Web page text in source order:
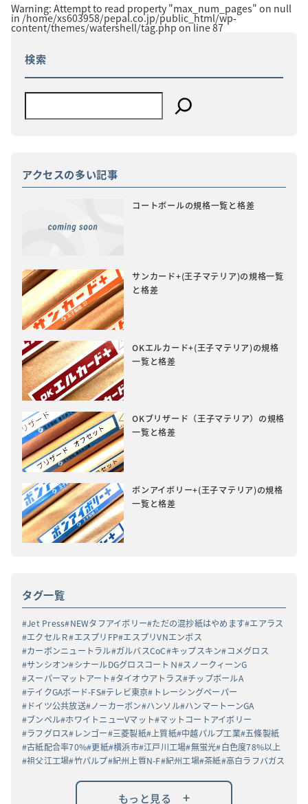
Warning: Attempt to read property "max_num_pages" on null
in /home/xs603958/pepal.co.jp/public_html/wp-
content/themes/watershell/tag.php on line87
検索
アクセスの多い記事
コートボールの規格一覧と格差
サンカード+(王子マテリア)の規格一覧
と格差
OKエルカード+(王子マテリア)の規格
一覧と格差
OKブリザード（王子マテリア）の規格
一覧と格差
ボンアイボリー+(王子マテリア)の規格
一覧と格差
タグ一覧
Jet Press NEWタフアイボリー ただの混抄紙はやめます エアラス
エクセルＲ エスプリFP エスプリVNエンボス
カーボンニュートラル ガルバスCoC キップスキン コメグロス
サンシオン シナールDGグロスコートＮ
スノークィーンG
スーパーマットアート タイオウアトラス チップボールA
テイクGAボード-FS テレビ東京
トレーシングペーパー
ドイツ公共放送 ノーカーボン ハンソル ハンマートーンGA
ブンペル ホワイトニューVマット マットコートアイボリー
ラフグロス レンゴー 三菱製紙 上質紙 中越パルプ工業 五條製紙
古紙配合率70% 更紙 横浜市 江戸川工場 無蛍光 白色度78%以上
祖父江工場 竹パルプ 紀州上質N-F 紀州工場 茶紙 高白ラフバガス
もっと見る +